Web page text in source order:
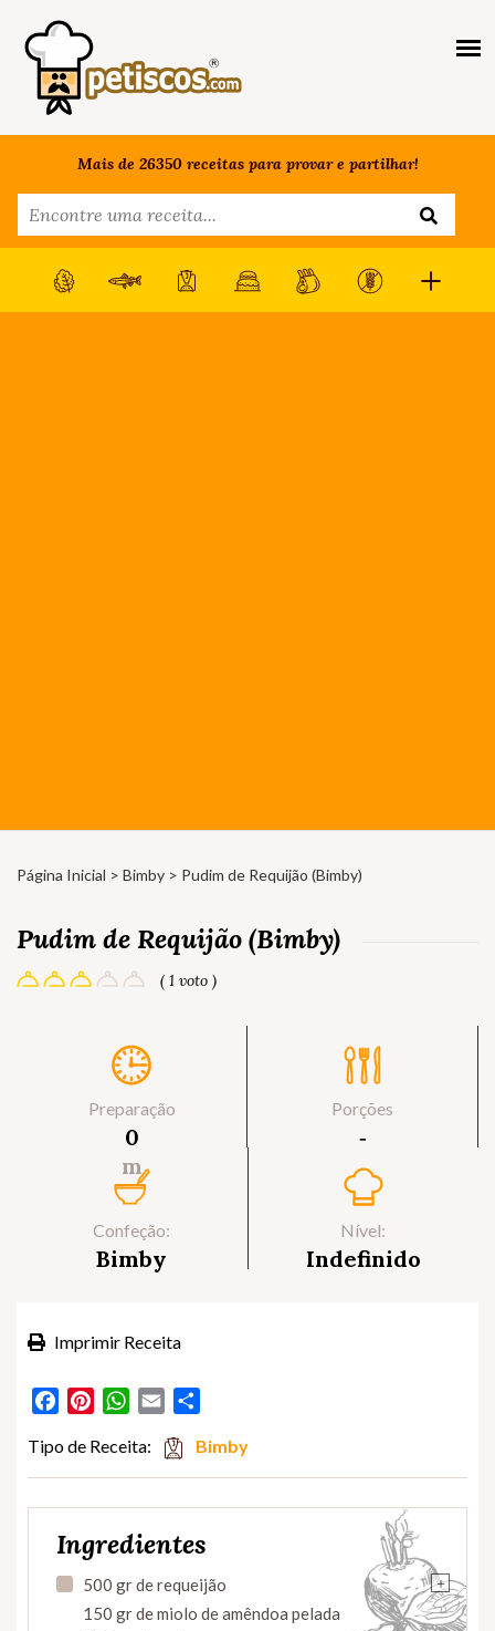
Mais de 26350 receitas para provar e partilhar!
Página Inicial > Bimby > Pudim de Requijão (Bimby)
Pudim de Requijão (Bimby)
( 1 voto )
Preparação
0
m
Porções
‐
Confeção:
Bimby
Nível:
Indefinido
Imprimir Receita
FacebookPinterestWhatsApp
Email
Tipo de Receita: Bimby
Ingredientes
+
500 gr de requeijão
150 gr de miolo de amêndoa pelada